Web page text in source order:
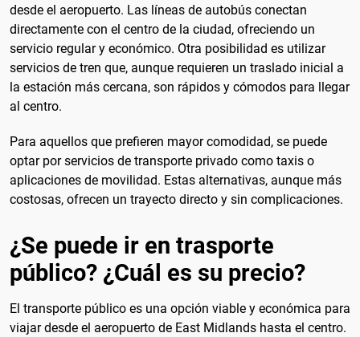
desde el aeropuerto. Las líneas de autobús conectan
directamente con el centro de la ciudad, ofreciendo un
servicio regular y económico. Otra posibilidad es utilizar
servicios de tren que, aunque requieren un traslado inicial a
la estación más cercana, son rápidos y cómodos para llegar
al centro.
Para aquellos que prefieren mayor comodidad, se puede
optar por servicios de transporte privado como taxis o
aplicaciones de movilidad. Estas alternativas, aunque más
costosas, ofrecen un trayecto directo y sin complicaciones.
¿Se puede ir en trasporte
público? ¿Cuál es su precio?
El transporte público es una opción viable y económica para
viajar desde el aeropuerto de East Midlands hasta el centro.